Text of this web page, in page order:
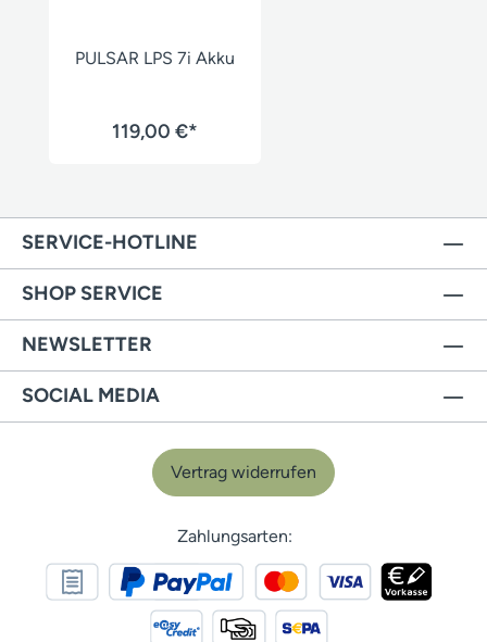
PULSAR LPS 7i Akku
119,00 €*
SERVICE-HOTLINE
SHOP SERVICE
NEWSLETTER
SOCIAL MEDIA
Vertrag widerrufen
Zahlungsarten: